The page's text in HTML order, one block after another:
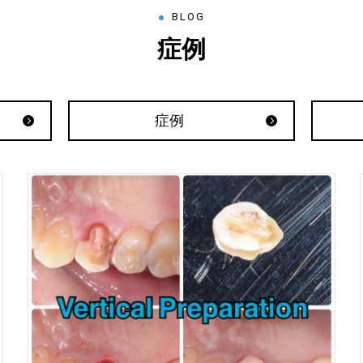
BLOG
症例
症例